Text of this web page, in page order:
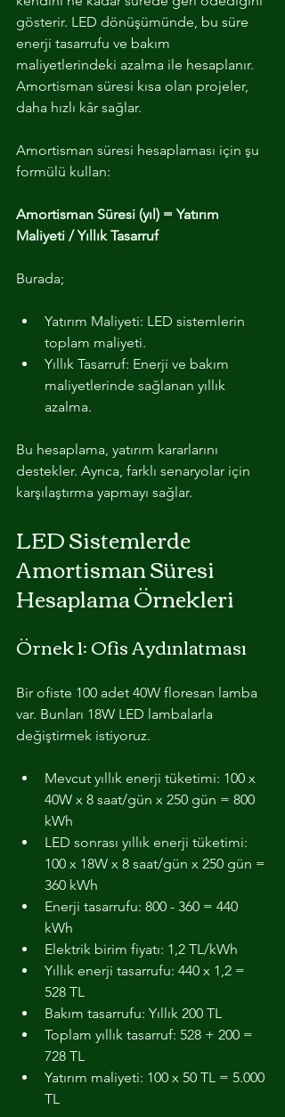
gösterir. LED dönüşümünde, bu süre
enerji tasarrufu ve bakım
maliyetlerindeki azalma ile hesaplanır.
Amortisman süresi kısa olan projeler,
daha hızlı kâr sağlar.
Amortisman süresi hesaplaması için şu
formülü kullan:
Amortisman Süresi (yıl) = Yatırım
Maliyeti / Yıllık Tasarruf
Burada;
Yatırım Maliyeti: LED sistemlerin
toplam maliyeti.
Yıllık Tasarruf: Enerji ve bakım
maliyetlerinde sağlanan yıllık
azalma.
Bu hesaplama, yatırım kararlarını
destekler. Ayrıca, farklı senaryolar için
karşılaştırma yapmayı sağlar.
LED Sistemlerde
Amortisman Süresi
Hesaplama Örnekleri
Örnek 1: Ofis Aydınlatması
Bir ofiste 100 adet 40W floresan lamba
var. Bunları 18W LED lambalarla
değiştirmek istiyoruz.
Mevcut yıllık enerji tüketimi: 100 x
40W x 8 saat/gün x 250 gün = 800
kWh
LED sonrası yıllık enerji tüketimi:
100 x 18W x 8 saat/gün x 250 gün =
360 kWh
Enerji tasarrufu: 800 - 360 = 440
kWh
Elektrik birim fiyatı: 1,2 TL/kWh
Yıllık enerji tasarrufu: 440 x 1,2 =
528 TL
Bakım tasarrufu: Yıllık 200 TL
Toplam yıllık tasarruf: 528 + 200 =
728 TL
Yatırım maliyeti: 100 x 50 TL = 5.000
TL